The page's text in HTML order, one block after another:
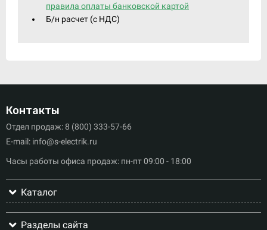
правила оплаты банковской картой
Б/н расчет (c НДС)
Контакты
Отдел продаж: 8 (800) 333-57-66
E-mail: info@s-electrik.ru
Часы работы офиса продаж: пн-пт 09:00 - 18:00
Каталог
Разделы сайта